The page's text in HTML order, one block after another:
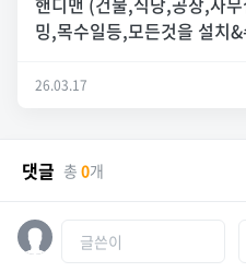
밍,목수일등,모든것을 설치
26.03.17
댓글 총 0개